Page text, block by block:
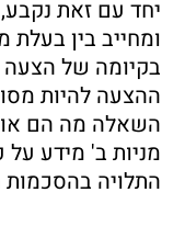
יחד עם זאת
ומחייב בין בעלת
בקיומה של הצעה
ההצעה להיות
השאלה מה הם
מניות ב' מידע
התלויה